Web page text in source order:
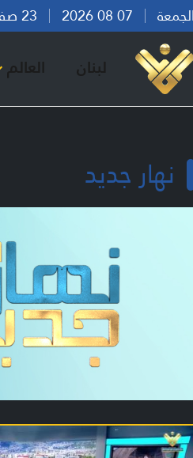
الجمعة
لبنان العالم
نهار جديد